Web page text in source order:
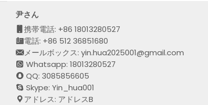
尹さん
携帯電話: +86 18013280527
電話: +86 512 36851680
メールボックス: yin.hua2025001@gmail.com
Whatsapp: 18013280527
QQ: 3085856605
Skype: Yin_hua001
アドレス: アドレスB